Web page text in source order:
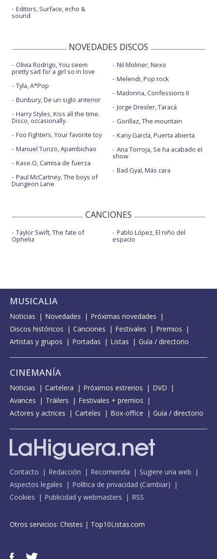
Editors, Surface, echo &
sound
NOVEDADES DISCOS
Olivia Rodrigo, You seem
pretty sad for a girl so in love
Tyla, A*Pop
Bunbury, De un siglo anterior
Harry Styles, Kiss all the time.
Disco, occasionally.
Foo Fighters, Your favorite toy
Manuel Turizo, Apambichao
Kase.O, Camisa de fuerza
Paul McCartney, The boys of
Dungeon Lane
Nil Moliner, Nexo
Melendi, Pop rock
Madonna, Confessions II
Jorge Drexler, Taracá
Gorillaz, The mountain
Kany García, Puerta abierta
Ana Torroja, Se ha acabado el
show
Bad Gyal, Más cara
CANCIONES
Taylor Swift, The fate of
Ophelia
Pablo López, El niño del
espacio
MUSICALIA
Noticias Novedades
Próximas novedades
Discos históricos
Canciones Festivales
Premios
Artistas y grupos
Portadas Listas Guía / directorio
CINEMANÍA
Noticias Cartelera Próximos estrenos
DVD
Avances
Tráilers
Festivales + premios
Actores y actrices
Carteles Box-office Guía / directorio
Contacto Redacción Recomienda
Sugiere una web
Aspectos legales
Política de privacidad (Cambiar)
Cookies
Publicidad y webmasters RSS
Otros servicios: Chistes | Top10Listas.com